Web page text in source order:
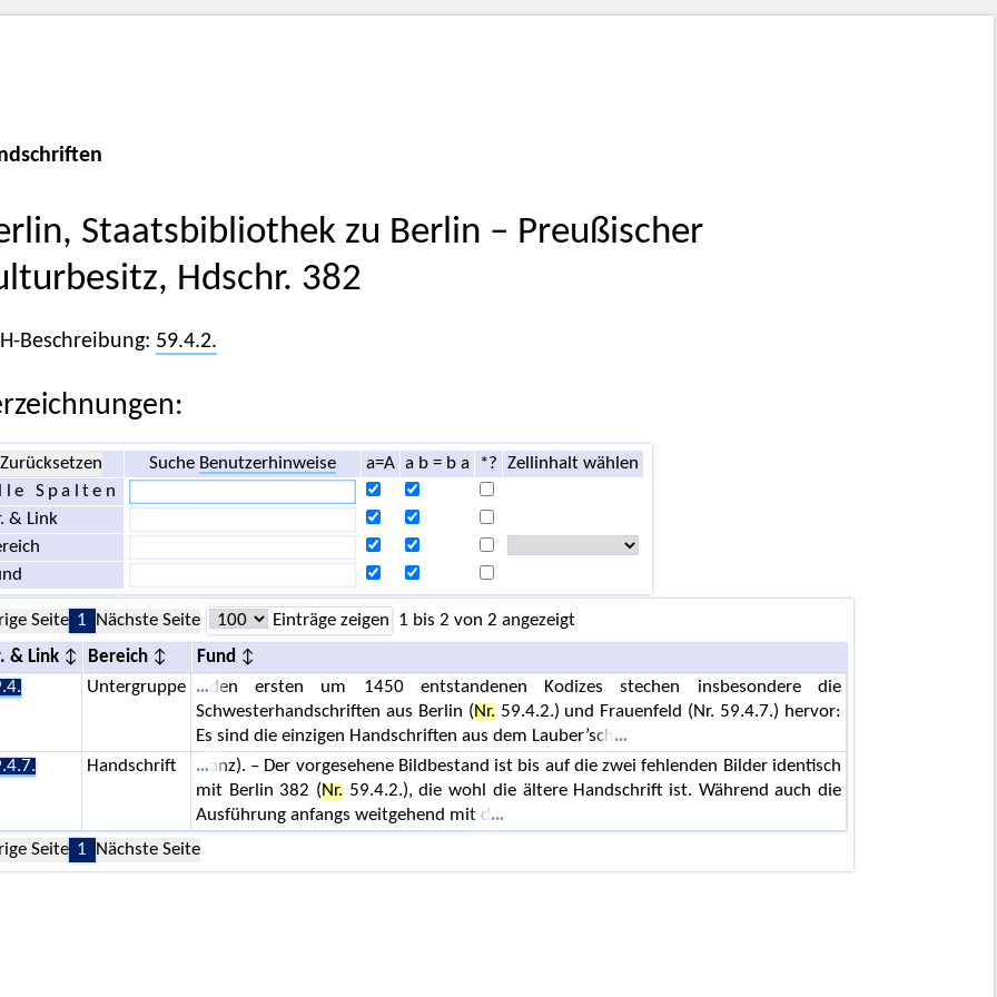
Staatsbibliothek zu Berlin – Preußischer
Hdschr. 382
Beschreibung: 59.4.2.
Zurücksetzen Suche Benutzerhinweise a=A a b = b a *?
Zellinhalt wählen
Spalten
& Link
Seite 1 Nächste Seite Einträge zeigen 1 bis 2 von 2 angezeigt
& Link Bereich
Fund
Untergruppe
den ersten um 1450 entstandenen Kodizes stechen insbesondere die
Schwesterhandschriften aus Berlin (Nr. 59.4.2.) und Frauenfeld (Nr. 59.4.7.) hervor:
Es sind die einzigen Handschriften aus dem Lauber’sch
Handschrift
anz). – Der vorgesehene Bildbestand ist bis auf die zwei fehlenden Bilder identisch
mit Berlin 382 (Nr. 59.4.2.), die wohl die ältere Handschrift ist. Während auch die
Ausführung anfangs weitgehend mit d
Seite 1 Nächste Seite